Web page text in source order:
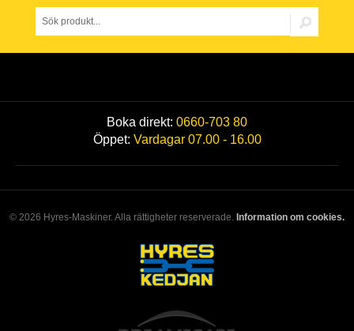
Boka direkt: 0660-703 80
Öppet: Vardagar 07.00 - 16.00
© 2026 Hyres-Maskiner. Alla rättigheter reserverade. Information om cookies.